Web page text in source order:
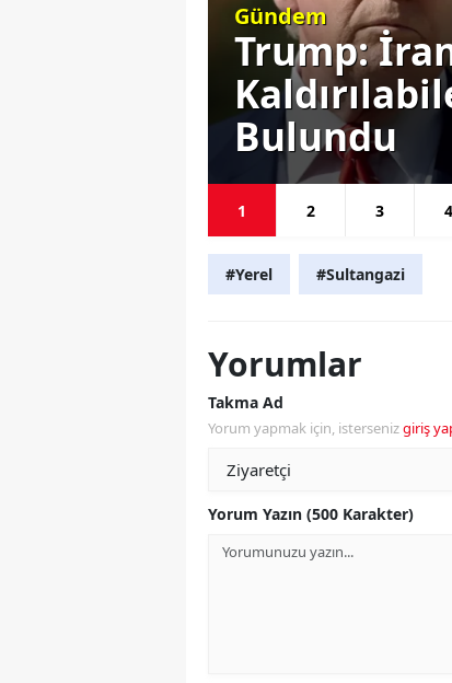
Gündem
Trump:
Bulundu
1 2 3 4
#Yerel #Sultangazi
Yorumlar
Takma Ad
Yorum yapmak için, istersenizgiriş
Yorum Yazın (500 Karakter)